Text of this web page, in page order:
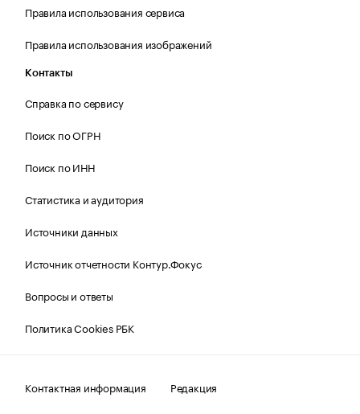
Правила использования сервиса
Правила использования изображений
Контакты
Справка по сервису
Поиск по ОГРН
Поиск по ИНН
Статистика и аудитория
Источники данных
Источник отчетности Контур.Фокус
Вопросы и ответы
Политика Cookies РБК
Контактная информация
Редакция